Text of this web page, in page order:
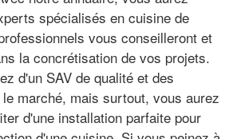
spécialisés en cuisine de
vous conseilleront et
la concrétisation de vos projets.
d'un SAV de qualité et des
marché, mais surtout, vous aurez
d'une installation parfaite pour